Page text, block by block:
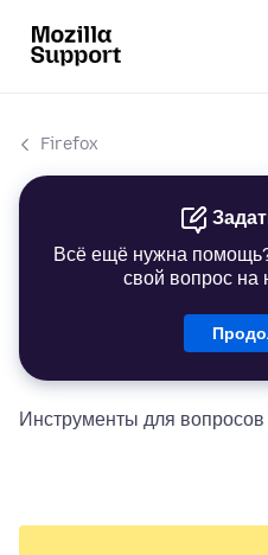
Firefox
Всё ещё нужна
свой вопрос
Инструменты для вопросов